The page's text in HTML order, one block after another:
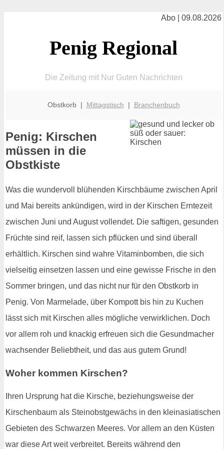
Abo | 09.08.2026
Penig Regional
Die Zeitung mit Nur Guten Nachrichten
Obstkorb | Mittagstisch | Branchenbuch
Penig: Kirschen
müssen in die
Obstkiste
Was die wundervoll blühenden Kirschbäume zwischen April
und Mai bereits ankündigen, wird in der Kirschen Erntezeit
zwischen Juni und August vollendet. Die saftigen, gesunden
Früchte sind reif, lassen sich pflücken und sind überall
erhältlich. Kirschen sind wahre Vitaminbomben, die sich
vielseitig einsetzen lassen und eine gewisse Frische in den
Sommer bringen, und das nicht nur für den Obstkorb in
Penig. Von Marmelade, über Kompott bis hin zu Kuchen
lässt sich mit Kirschen alles mögliche verwirklichen. Doch
vor allem roh und knackig erfreuen sich die Gesundmacher
wachsender Beliebtheit, und das aus gutem Grund!
Woher kommen Kirschen?
Ihren Ursprung hat die Kirsche, beziehungsweise der
Kirschenbaum als Steinobstgewächs in den kleinasiatischen
Gebieten des Schwarzen Meeres. Vor allem an den Küsten
war diese Art weit verbreitet. Bereits während den